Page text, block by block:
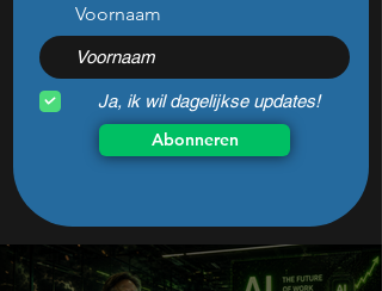
Voornaam
Ja, ik wil dagelijkse updates!
Abonneren